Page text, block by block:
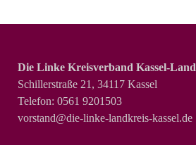
Die Linke Kreisverband Kassel-Land
Schillerstraße 21, 34117 Kassel
Telefon: 0561 9201503
vorstand@die-linke-landkreis-kassel.de